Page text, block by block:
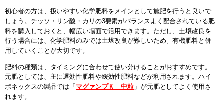
初心者の方は、扱いやすい化学肥料をメインとして施肥を行うと良いで
しょう。チッソ・リン酸・カリの3要素がバランスよく配合されている肥
料を購入しておくと、幅広い場面で活用できます。ただし、土壌改良を
行う場合には、化学肥料のみでは土壌改良が難しいため、有機肥料と併
用していくことが大切です。
肥料の種類は、タイミングに合わせて使い分けることがおすすめです。
元肥としては、主に遅効性肥料や緩効性肥料などが利用されます。ハイ
ポネックスの製品では「マグァンプＫ 中粒 」が元肥としてよく使用さ
れます。